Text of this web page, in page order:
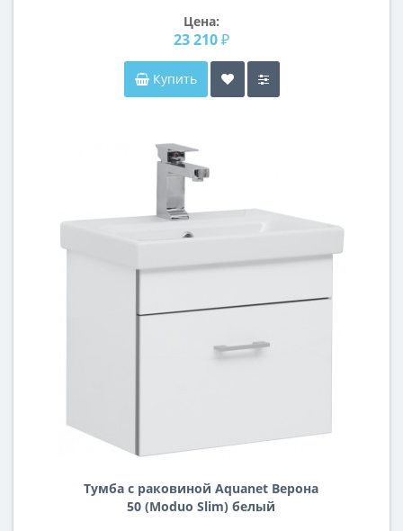
Цена:
23 210 ₽
Купить
Тумба с раковиной Aquanet Верона
50 (Moduo Slim) белый